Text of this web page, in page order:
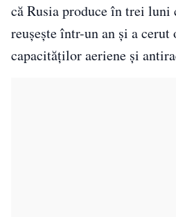
că Rusia produce în trei luni
reușește într-un an și a cerut
capacităților aeriene și